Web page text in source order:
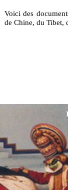
Voici des
de Chine, du Tibet,